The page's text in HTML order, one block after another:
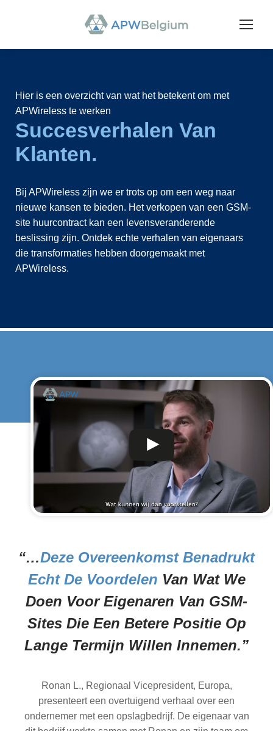
Hier is een overzicht van wat het betekent om met
APWireless te werken
Succesverhalen Van
Klanten.
Bij APWireless zijn we er trots op om een weg naar
nieuwe kansen te bieden. Het verkopen van een GSM-
site huurcontract kan een levensveranderende
beslissing zijn. Ontdek echte verhalen van eigenaars
die transformaties hebben doorgemaakt met
APWireless.
“…Deze Overeenkomst Benadrukt
Echt De Voordelen Van Wat We
Doen Voor Eigenaren Van GSM-
Sites Die Een Betere Positie Op
Lange Termijn Willen Innemen.”
Ronan L., Regionaal Vicepresident, Europa,
presenteert een overtuigend verhaal over een
ondernemer met een opslagbedrijf. De eigenaar van